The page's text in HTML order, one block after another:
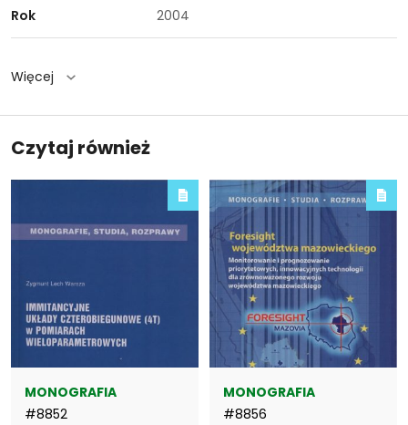
phrase:
Rok
Searching
for
2004
Więcej
Czytaj również
MONOGRAFIA
#8852
MONOGRAFIA
#8856